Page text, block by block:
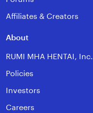
Affiliates & Creators
About
RUMI MHA HENTAI, Inc.
Policies
Investors
Careers